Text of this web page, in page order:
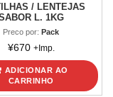
/ LENTEJAS
L. 1KG
Preco por:Pack
¥670 +Imp.
ADICIONAR AO
CARRINHO